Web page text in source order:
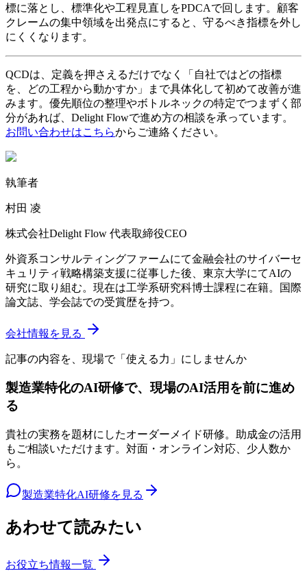
標に落とし、標準化や工程見直しをPDCAで回します。顧客
クレームの集中領域を出発点にすると、守るべき指標を外し
にくくなります。
QCDは、定義を押さえるだけでなく「自社ではどの指標
を、どの工程から動かすか」まで具体化して初めて改善が進
みます。優先順位の整理やボトルネックの特定でつまずく部
分があれば、Delight Flowで進め方の相談を承っています。
お問い合わせはこちらからご連絡ください。
執筆者
村田 凌
株式会社Delight Flow 代表取締役CEO
外資系コンサルティングファームにて金融会社のサイバーセ
キュリティ戦略構築支援に従事した後、東京大学にてAIの
研究に取り組む。現在は工学系研究科博士課程に在籍。国際
論文誌、学会誌での受賞歴を持つ。
会社情報を見る
記事の内容を、現場で「使える力」にしませんか
製造業特化のAI研修で、現場のAI活用を前に進め
る
貴社の実務を題材にしたオーダーメイド研修。助成金の活用
もご相談いただけます。対面・オンライン対応、少人数か
ら。
製造業特化AI研修を見る
あわせて読みたい
お役立ち情報一覧